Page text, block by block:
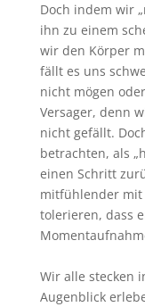
Doch indem wir
ihn zu einem
wir den Körper
fällt es uns
nicht mögen
Versager, denn
nicht gefällt.
betrachten, als
einen Schritt
mitfühlender mit
tolerieren, dass
Wir alle stecken
Augenblick